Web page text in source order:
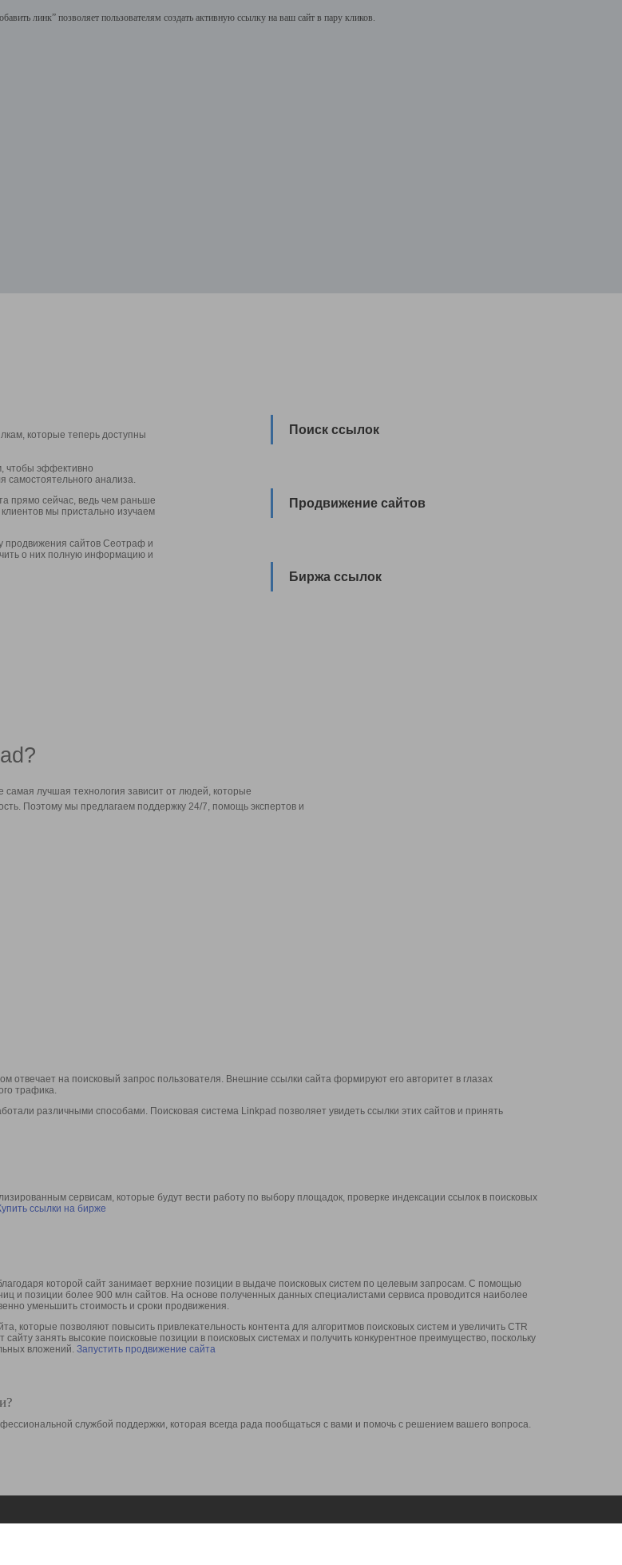
линк” позволяет пользователям создать активную ссылку на ваш сайт в пару кликов.
которые теперь доступны
чтобы эффективно
анализа.
прямо сейчас, ведь чем раньше
мы пристально изучаем
продвижения сайтов Сеотраф и
о них полную информацию и
Поиск ссылок
Продвижение сайтов
Биржа ссылок
самая лучшая технология зависит от людей, которые
Поэтому мы предлагаем поддержку 24/7, помощь экспертов и
на поисковый запрос пользователя. Внешние ссылки сайта формируют его авторитет в глазах
трафика.
различными способами. Поисковая система Linkpad позволяет увидеть ссылки этих сайтов и принять
сервисам, которые будут вести работу по выбору площадок, проверке индексации ссылок в поисковых
ссылки на бирже
которой сайт занимает верхние позиции в выдаче поисковых систем по целевым запросам. С помощью
и позиции более 900 млн сайтов. На основе полученных данных специалистами сервиса проводится наиболее
уменьшить стоимость и сроки продвижения.
которые позволяют повысить привлекательность контента для алгоритмов поисковых систем и увеличить CTR
занять высокие поисковые позиции в поисковых системах и получить конкурентное преимущество, поскольку
вложений. Запустить продвижение сайта
службой поддержки, которая всегда рада пообщаться с вами и помочь с решением вашего вопроса.